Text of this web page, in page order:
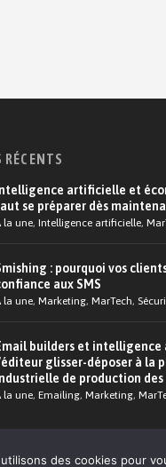
RÉCENTS
Intelligence artificielle et
se préparer dès
la une,Intelligence artificielle,
: pourquoi vos
aux SMS
la une,Marketing,MarTech,
builders et intelligence
glisser-déposer à la
de production des
la une,Emailing,Marketing,
- Conception :
des cookies pour